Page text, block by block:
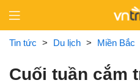
content
Tin tức > Du lịch > Miền Bắc
Cuối tuần cắm